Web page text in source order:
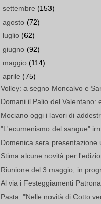
settembre (153)
agosto (72)
luglio (62)
giugno (92)
maggio (114)
aprile (75)
Volley: a segno Moncalvo e
Domani il Palio del Valentano:
Mociano oggi i lavori di
"L'ecumenismo del sangue"
Domenica sera presentazione
Stima:alcune novità per
Riunione del 3 maggio, in
Al via i Festeggiamenti
Pasta: "Nelle novità di Cotto